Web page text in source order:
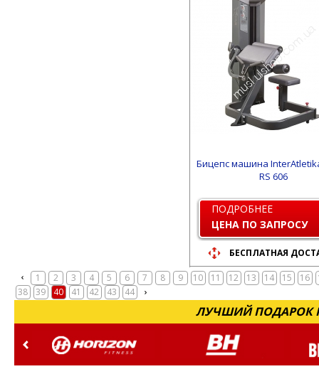
Бицепс машина
RS 606
ПОДРОБНЕЕ
ЦЕНА ПО ЗАПРОСУ
БЕСПЛАТНАЯ
1 2 3 4 5 6 7 8 9 10 11 12 13 14 15 16
38
39 40 41 42 43 44
ЛУЧШИЙ ПОДАРОК